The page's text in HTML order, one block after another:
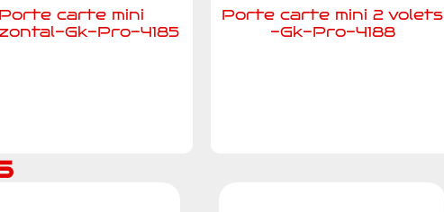
Porte carte mini
Gk-Pro-4185
Porte carte mini 2 volets
-Gk-Pro-4188